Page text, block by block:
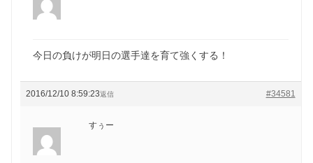
今日の負けが明日の選手達を育て強くする！
2016/12/10 8:59:23 #34581
返信
すぅー